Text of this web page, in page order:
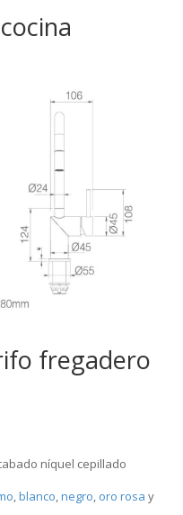
fregadero
níquel cepillado
,blanco,negro, oro rosa y